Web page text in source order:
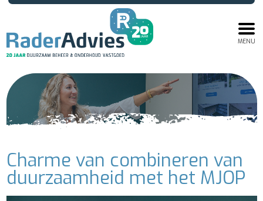
MENU
Charme van combineren van
duurzaamheid met het MJOP